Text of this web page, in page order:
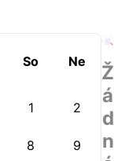
So Ne
1 2
8 9
Ž
á
d
n